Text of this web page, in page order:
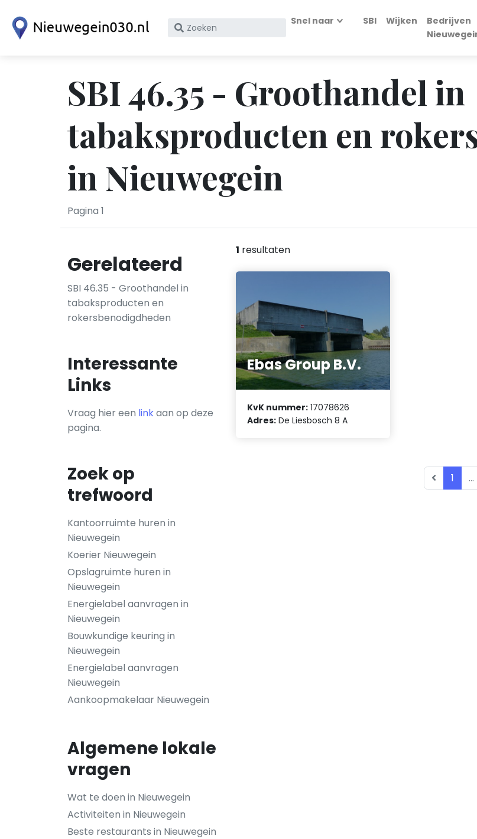
Zoek
KvK
nummer
Snel naar SBI Wijken
Bedrijven
SBI 46.35 - Groothandel in
tabaksproducten en
in Nieuwegein
Pagina 1
Gerelateerd
SBI 46.35 - Groothandel in
tabaksproducten en
rokersbenodigdheden
Interessante
Links
Vraag hier een linkaan op deze
pagina.
Zoek op
trefwoord
Kantoorruimte huren in
Nieuwegein
Koerier Nieuwegein
Opslagruimte huren in
Nieuwegein
Energielabel aanvragen in
Nieuwegein
Bouwkundige keuring in
Nieuwegein
Energielabel aanvragen
Nieuwegein
Aankoopmakelaar Nieuwegein
Algemene lokale
vragen
Wat te doen in Nieuwegein
Activiteiten in Nieuwegein
Beste restaurants in Nieuwegein
1 resultaten
Ebas Group B.V.
KvK nummer: 17078626
Adres: De Liesbosch 8 A
1 ...